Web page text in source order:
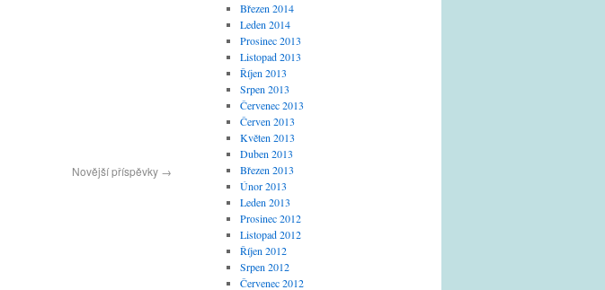
Novější příspěvky →
Březen 2014
Leden 2014
Prosinec 2013
Listopad 2013
Říjen 2013
Srpen 2013
Červenec 2013
Červen 2013
Květen 2013
Duben 2013
Březen 2013
Únor 2013
Leden 2013
Prosinec 2012
Listopad 2012
Říjen 2012
Srpen 2012
Červenec 2012